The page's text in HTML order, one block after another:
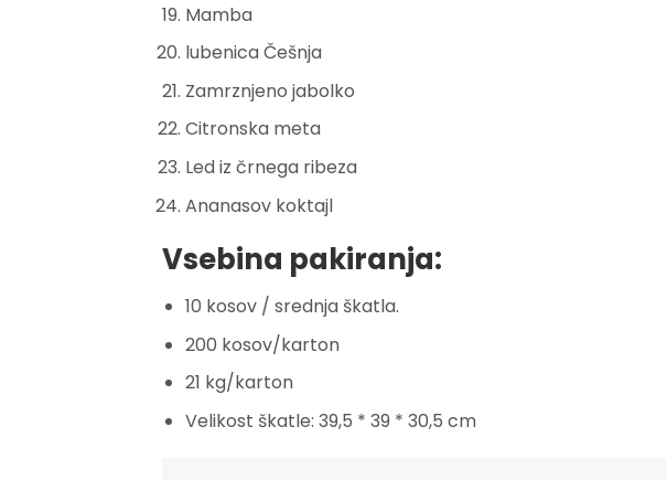
Mamba
lubenica Češnja
Zamrznjeno jabolko
Citronska meta
Led iz črnega ribeza
Ananasov koktajl
Vsebina pakiranja:
10 kosov / srednja škatla.
200 kosov/karton
21 kg/karton
Velikost škatle: 39,5 * 39 * 30,5 cm